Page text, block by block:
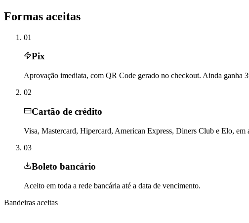
Formas aceitas
01
Pix
Aprovação imediata, com QR Code gerado no checkout. Ainda ganha
02
Cartão de crédito
Visa, Mastercard, Hipercard, American Express, Diners Club e Elo,
03
Boleto bancário
Aceito em toda a rede bancária até a data de vencimento.
Bandeiras aceitas